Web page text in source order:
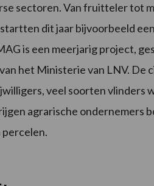
sectoren. Van fruitteler tot
dit jaar bijvoorbeeld
is een meerjarig project,
het Ministerie van LNV. De
veel soorten vlinders
agrarische ondernemers